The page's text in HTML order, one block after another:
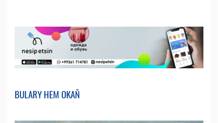
BULARY HEM OKAŇ